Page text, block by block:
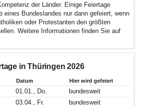
der Länder. Einige Feiertage
eines Bundeslandes nur dann gefeiert, wenn
oder Protestanten den größten
Weitere Informationen finden Sie auf
in Thüringen 2026
Datum Hier wird gefeiert
01.01., Do.
bundesweit
03.04., Fr.
bundesweit